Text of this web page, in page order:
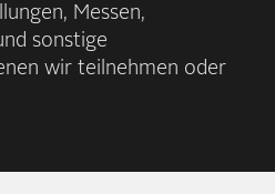
Messen,
sonstige
wir teilnehmen oder